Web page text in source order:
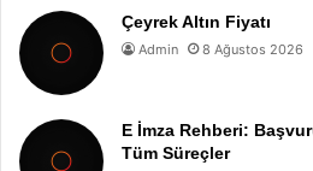
Çeyrek Altın Fiyatı
Admin 8 Ağustos 2026
E İmza Rehberi:
Tüm Süreçler